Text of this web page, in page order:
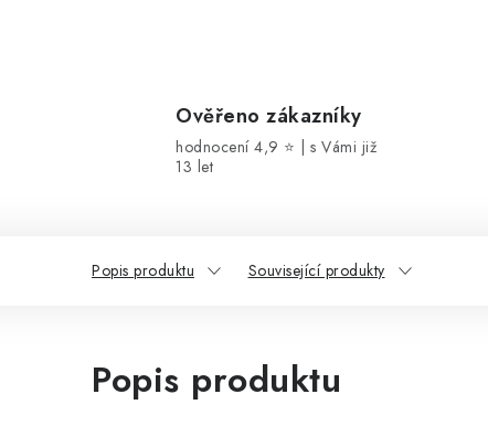
Ověřeno zákazníky
hodnocení 4,9 ⭐ | s Vámi již
13 let
Popis produktu Související produkty
Popis produktu